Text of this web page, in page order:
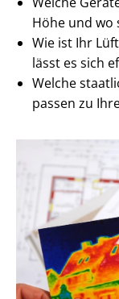
Höhe und wo
Wie ist Ihr
lässt es sich
Welche
passen zu